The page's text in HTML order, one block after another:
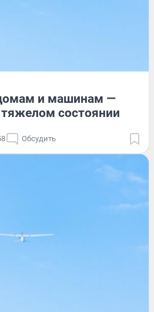
и машинам —
состоянии
Обсудить